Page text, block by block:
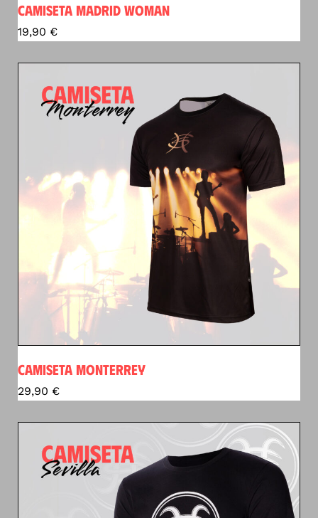
CAMISETA MADRID WOMAN
19,90 €
CAMISETA MONTERREY
29,90 €